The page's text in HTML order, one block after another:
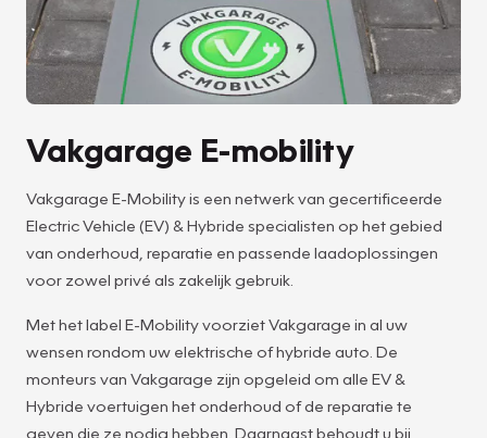
Vakgarage E-mobility
Vakgarage E-Mobility is een netwerk van gecertificeerde
Electric Vehicle (EV) & Hybride specialisten op het gebied
van onderhoud, reparatie en passende laadoplossingen
voor zowel privé als zakelijk gebruik.
Met het label E-Mobility voorziet Vakgarage in al uw
wensen rondom uw elektrische of hybride auto. De
monteurs van Vakgarage zijn opgeleid om alle EV &
Hybride voertuigen het onderhoud of de reparatie te
geven die ze nodig hebben. Daarnaast behoudt u bij